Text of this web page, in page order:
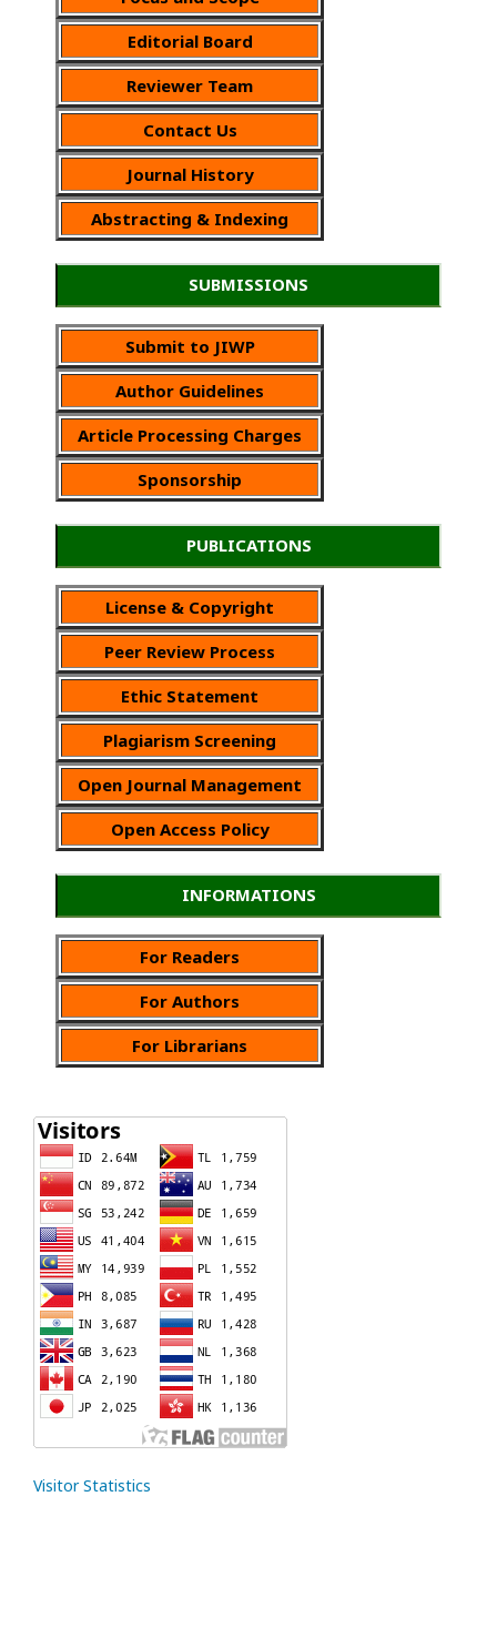
Editorial Board
Reviewer Team
Contact Us
Journal History
Abstracting & Indexing
SUBMISSIONS
Submit to JIWP
Author Guidelines
Article Processing Charges
Sponsorship
PUBLICATIONS
License & Copyright
Peer Review Process
Ethic Statement
Plagiarism Screening
Open Journal Management
Open Access Policy
INFORMATIONS
For Readers
For Authors
For Librarians
Visitor Statistics